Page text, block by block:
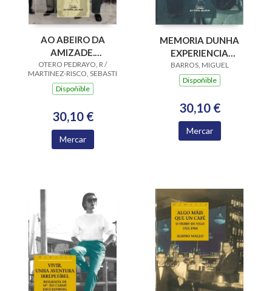
AO ABEIRO DA
AMIZADE.
EPISTOLARIO 1926-
1976
OTERO PEDRAYO, R /
MARTINEZ-RISCO, SEBASTI
Dispoñible
30,10 €
Mercar
MEMORIA DUNHA
EXPERIENCIA
ASEMBLEARIA.
CRONICA E IDEOL.DO M
BARROS, MIGUEL
Dispoñible
30,10 €
Mercar